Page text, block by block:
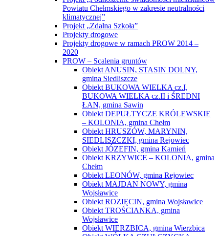
Powiatu Chełmskiego w zakresie neutralności
klimatycznej”
Projekt „Zdalna Szkoła”
Projekty drogowe
Projekty drogowe w ramach PROW 2014 –
2020
PROW – Scalenia gruntów
Obiekt ANUSIN, STASIN DOLNY,
gmina Siedliszcze
Obiekt BUKOWA WIELKA cz.I,
BUKOWA WIELKA cz.II i ŚREDNI
ŁAN, gmina Sawin
Obiekt DEPUŁTYCZE KRÓLEWSKIE
– KOLONIA, gmina Chełm
Obiekt HRUSZÓW, MARYNIN,
SIEDLISZCZKI, gmina Rejowiec
Obiekt JÓZEFIN, gmina Kamień
Obiekt KRZYWICE – KOLONIA, gmina
Chełm
Obiekt LEONÓW, gmina Rejowiec
Obiekt MAJDAN NOWY, gmina
Wojsławice
Obiekt ROZIĘCIN, gmina Wojsławice
Obiekt TROŚCIANKA, gmina
Wojsławice
Obiekt WIERZBICA, gmina Wierzbica